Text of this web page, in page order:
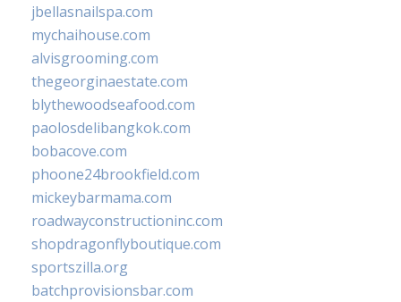
jbellasnailspa.com
mychaihouse.com
alvisgrooming.com
thegeorginaestate.com
blythewoodseafood.com
paolosdelibangkok.com
bobacove.com
phoone24brookfield.com
mickeybarmama.com
roadwayconstructioninc.com
shopdragonflyboutique.com
sportszilla.org
batchprovisionsbar.com